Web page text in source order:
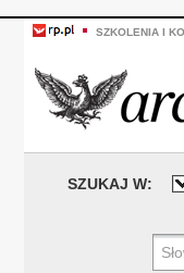
SZKOLENIA I
SZUKAJ W: